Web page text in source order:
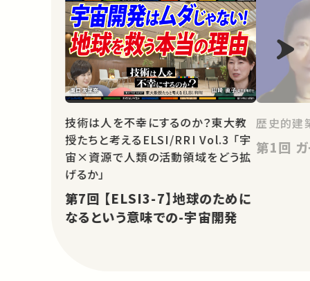
技術は人を不幸にするのか？東大教
授たちと考えるELSI/RRI Vol.3 「宇
宙×資源で人類の活動領域をどう拡
げるか」
第7回 【ELSI3-7】地球のために
なるという意味での-宇宙開発
歴史的建
第